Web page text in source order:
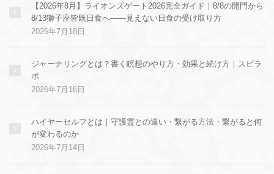
【2026年8月】ライオンズゲート2026完全ガイド｜8/8の開門から
8/13獅子座皆既日食へ——見えない日食の受け取り方
2026年7月18日
ジャーナリングとは？書く瞑想のやり方・効果と続け方｜スピラ
ボ
2026年7月16日
ハイヤーセルフとは｜守護霊との違い・繋がる方法・繋がると何
が変わるのか
2026年7月14日